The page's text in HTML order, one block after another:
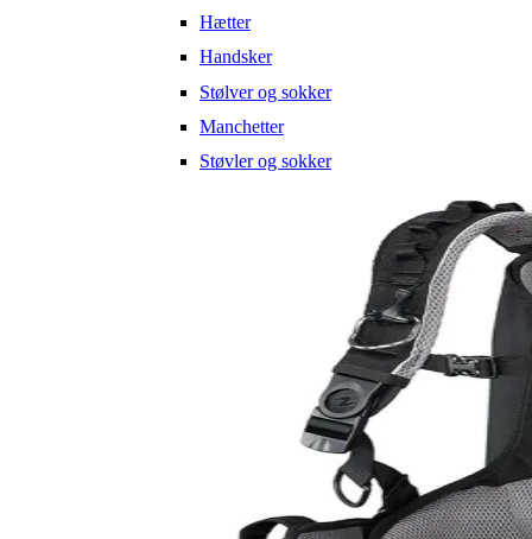
Hætter
Handsker
Stølver og sokker
Manchetter
Støvler og sokker